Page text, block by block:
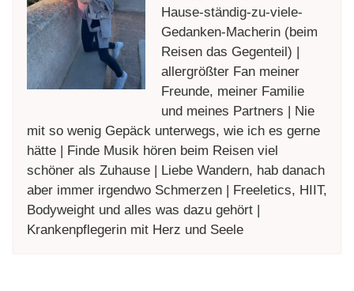
Hause-ständig-zu-viele-
Gedanken-Macherin (beim
Reisen das Gegenteil) |
allergrößter Fan meiner
Freunde, meiner Familie
und meines Partners | Nie
mit so wenig Gepäck unterwegs, wie ich es gerne
hätte | Finde Musik hören beim Reisen viel
schöner als Zuhause | Liebe Wandern, hab danach
aber immer irgendwo Schmerzen | Freeletics, HIIT,
Bodyweight und alles was dazu gehört |
Krankenpflegerin mit Herz und Seele